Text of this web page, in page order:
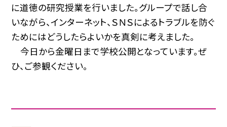
に道徳の研究授業を行いました。グループで話し合
いながら、インターネット、ＳＮＳによるトラブルを防ぐ
ためにはどうしたらよいかを真剣に考えました。
今日から金曜日まで学校公開となっています。ぜ
ひ、ご参観ください。